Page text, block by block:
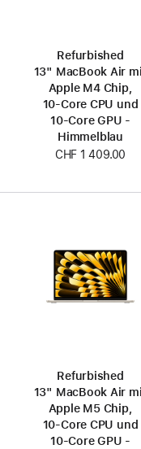
Refurbished
13" MacBook Air
Apple M4 Chip,
10‑Core CPU und
10‑Core GPU -
Himmelblau
CHF 1 409.00
Refurbished
13" MacBook Air
Apple M5 Chip,
10‑Core CPU und
10‑Core GPU -